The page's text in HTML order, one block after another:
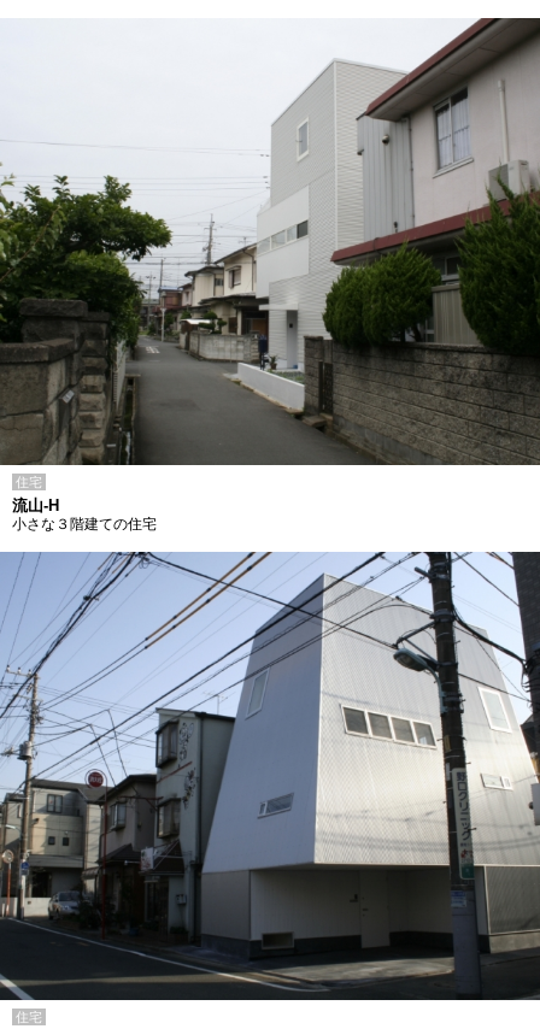
住宅
流山-H
小さな３階建ての住宅
住宅